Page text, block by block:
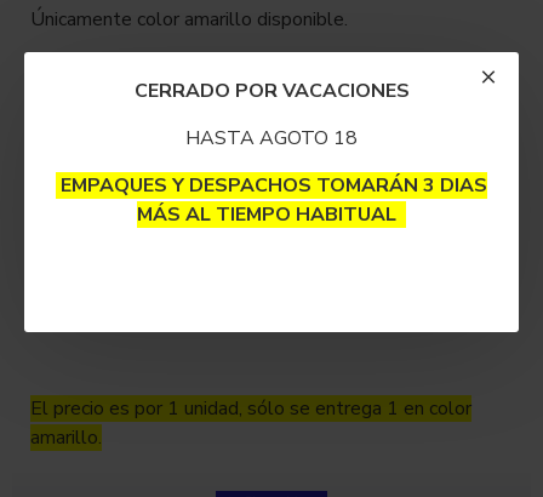
CERRADO POR VACACIONES
HASTA AGOTO 18
EMPAQUES Y DESPACHOS TOMARÁN 3 DIAS
MÁS AL TIEMPO HABITUAL
Únicamente color amarillo disponible.
Sus pies funcionan como succionador entonces se pega a
las superficies.
El precio es por 1 unidad, sólo se entrega 1 en color
amarillo.